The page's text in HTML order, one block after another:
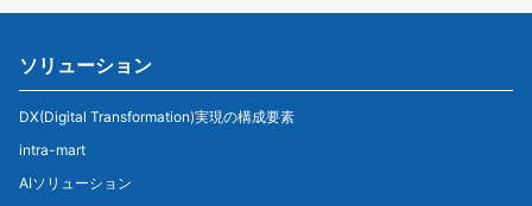
ソリューション
DX(Digital Transformation)実現の構成要素
intra-mart
AIソリューション